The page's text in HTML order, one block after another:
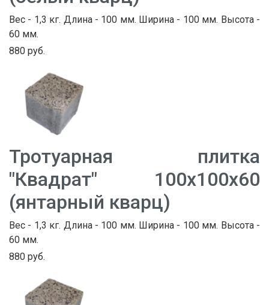
Вес - 1,3 кг. Длина - 100 мм. Ширина - 100 мм. Высота -
60 мм.
880 руб.
Тротуарная плитка
"Квадрат" 100х100х60
(янтарный кварц)
Вес - 1,3 кг. Длина - 100 мм. Ширина - 100 мм. Высота -
60 мм.
880 руб.